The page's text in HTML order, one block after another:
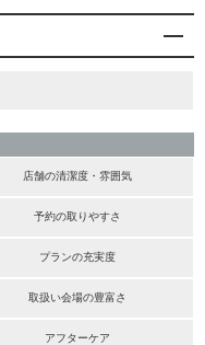
店舗の清潔度・雰囲気
予約の取りやすさ
プランの充実度
取扱い会場の豊富さ
アフターケア